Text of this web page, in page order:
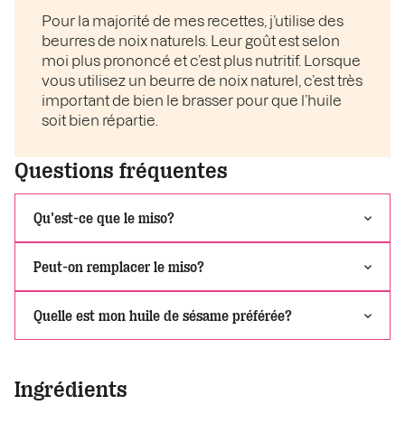
Pour la majorité de mes recettes, j’utilise des
beurres de noix naturels. Leur goût est selon
moi plus prononcé et c’est plus nutritif. Lorsque
vous utilisez un beurre de noix naturel, c’est très
important de bien le brasser pour que l’huile
soit bien répartie.
Questions fréquentes
Qu'est-ce que le miso?
Peut-on remplacer le miso?
Quelle est mon huile de sésame préférée?
Ingrédients